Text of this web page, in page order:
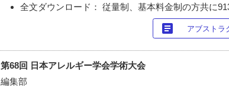
全文ダウンロード： 従量制、基本料金制の方共に
article アブストラ
第68回 日本アレルギー学会学術大会
編集部